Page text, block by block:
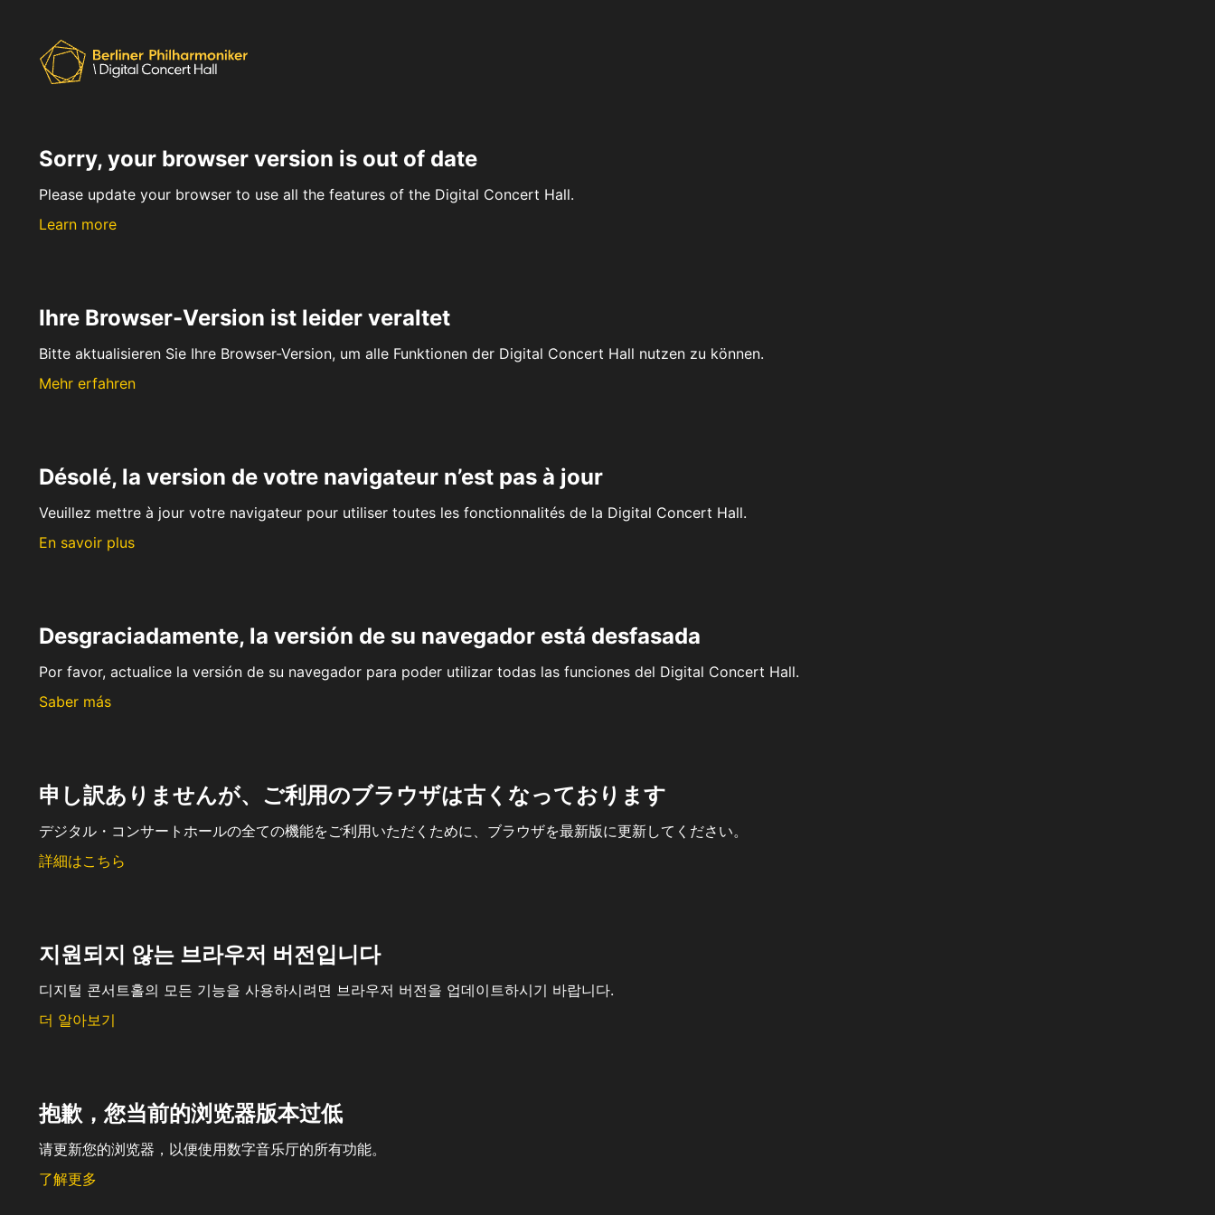
Sorry, your browser version is out of date
Please update your browser to use all the features of the Digital Concert Hall.
Learn more
Ihre Browser-Version ist leider veraltet
Bitte aktualisieren Sie Ihre Browser-Version, um alle Funktionen der Digital Concert Hall nutzen zu können.
Mehr erfahren
Désolé, la version de votre navigateur n’est pas à jour
Veuillez mettre à jour votre navigateur pour utiliser toutes les fonctionnalités de la Digital Concert Hall.
En savoir plus
Desgraciadamente, la versión de su navegador está desfasada
Por favor, actualice la versión de su navegador para poder utilizar todas las funciones del Digital Concert Hall.
Saber más
申し訳ありませんが、ご利用のブラウザは古くなっております
デジタル・コンサートホールの全ての機能をご利用いただくために、ブラウザを最新版に更新してください。
詳細はこちら
지원되지 않는 브라우저 버전입니다
디지털 콘서트홀의 모든 기능을 사용하시려면 브라우저 버전을 업데이트하시기 바랍니다.
더 알아보기
抱歉，您当前的浏览器版本过低
请更新您的浏览器，以便使用数字音乐厅的所有功能。
了解更多